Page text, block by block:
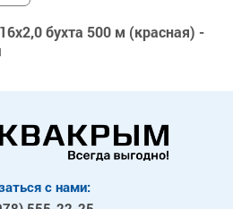
бухта 500 м (красная) -
с нами: